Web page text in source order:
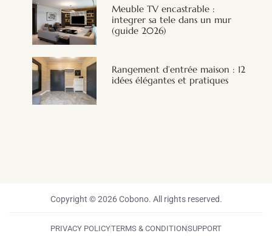
Meuble TV encastrable :
integrer sa tele dans un mur
(guide 2026)
Rangement d’entrée maison : 12
idées élégantes et pratiques
Copyright © 2026 Cobono. All rights reserved.
PRIVACY POLICYTERMS & CONDITIONSUPPORT